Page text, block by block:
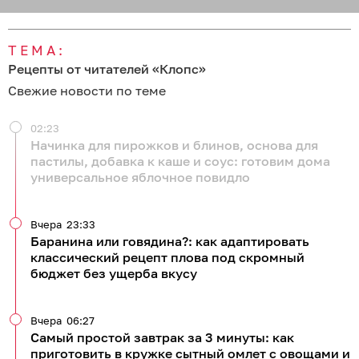
ТЕМА:
Рецепты от читателей «Клопс»
Свежие новости по теме
Начинка для пирожков и блинов, основа для
пастилы, добавка к каше и соус: готовим дома
универсальное яблочное повидло
02:23
Баранина или говядина?: как адаптировать
классический рецепт плова под скромный
бюджет без ущерба вкусу
Вчера 23:33
Самый простой завтрак за 3 минуты: как
приготовить в кружке сытный омлет с овощами и
Вчера 06:27